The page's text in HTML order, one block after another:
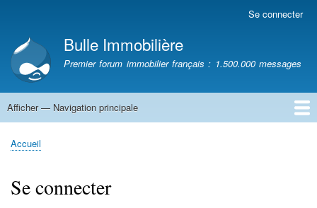
contenu
principal
compte
de
l'utilisateur
Se connecter
Bulle Immobilière
Premier forum immobilier français : 1.500.000 messages
Navigation
Afficher — Navigation principale
Accueil
Fil
Accueil
Se connecter